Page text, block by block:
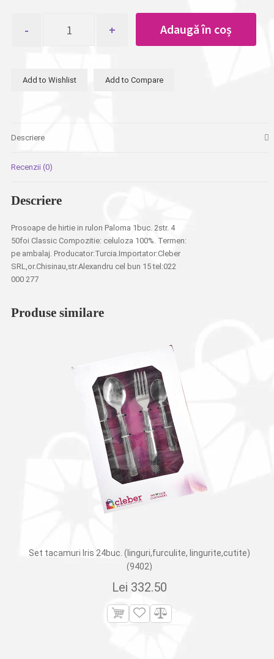
Prosoape
rulon
450foi
Adaugă în coș
Add to Wishlist Add to Compare
Descriere
Recenzii (0)
Descriere
Prosoape de hirtie in rulon Paloma 1buc. 2str. 4
50foi Classic Compozitie: celuloza 100%. Termen:
pe ambalaj. Producator:Turcia.Importator:Cleber
SRL,or.Chisinau,str.Alexandru cel bun 15 tel:022
000 277
Produse similare
Set tacamuri Iris 24buc. (linguri,furculite, lingurite,cutite)
(9402)
Lei 332.50